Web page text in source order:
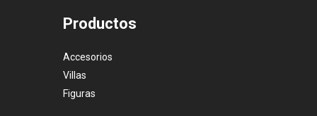
Productos
Accesorios
Villas
Figuras